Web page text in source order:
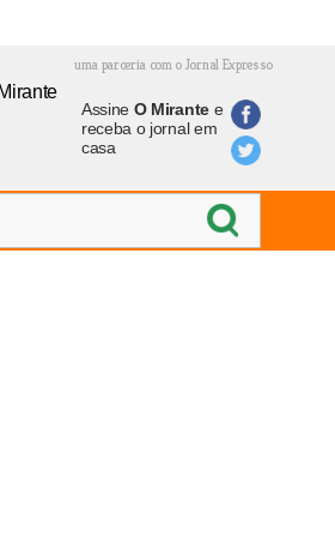
uma parceria com o Jornal Expresso
Assine O Mirantee
receba o jornal em
casa